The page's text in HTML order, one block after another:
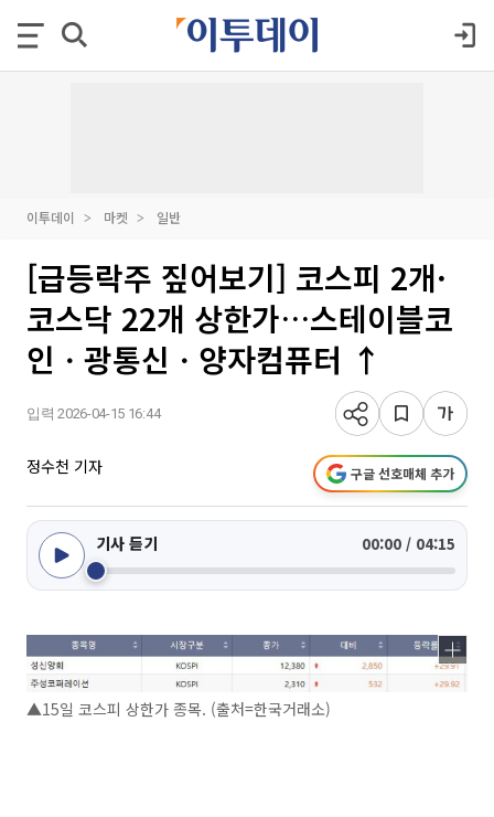
이투데이 마켓 일반
[급등락주 짚어보기] 코스피 2개·
코스닥 22개 상한가…스테이블코
인ㆍ광통신ㆍ양자컴퓨터 ↑
입력 2026-04-15 16:44
정수천 기자 구글 선호매체 추가
기사 듣기 00:00 / 04:15
▲15일 코스피 상한가 종목. (출처=한국거래소)